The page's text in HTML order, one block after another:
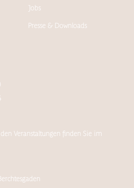
Jobs
Presse & Downloads
Veranstaltungen finden Sie im